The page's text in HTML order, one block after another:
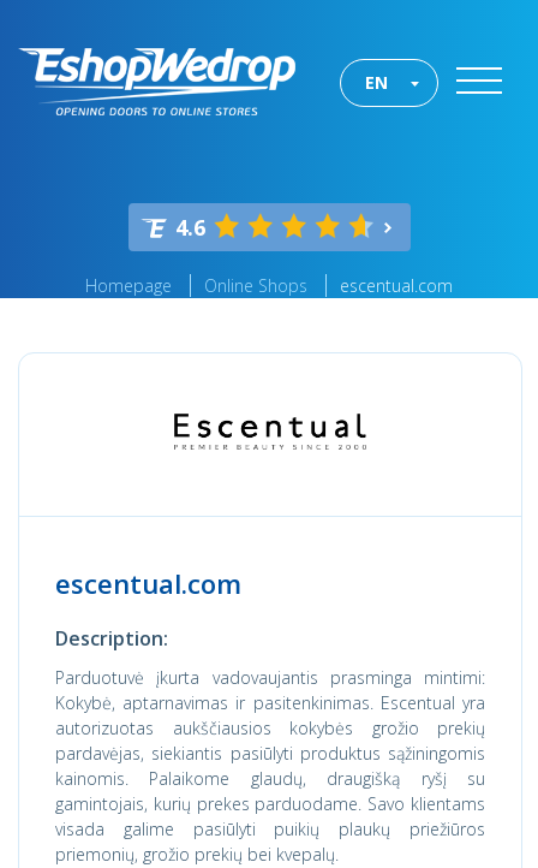
EN
4.6
Homepage Online Shops escentual.com
escentual.com
Description:
Parduotuvė įkurta vadovaujantis prasminga mintimi:
Kokybė, aptarnavimas ir pasitenkinimas. Escentual yra
autorizuotas aukščiausios kokybės grožio prekių
pardavėjas, siekiantis pasiūlyti produktus sąžiningomis
kainomis. Palaikome glaudų, draugišką ryšį su
gamintojais, kurių prekes parduodame. Savo klientams
visada galime pasiūlyti puikių plaukų priežiūros
priemonių, grožio prekių bei kvepalų.